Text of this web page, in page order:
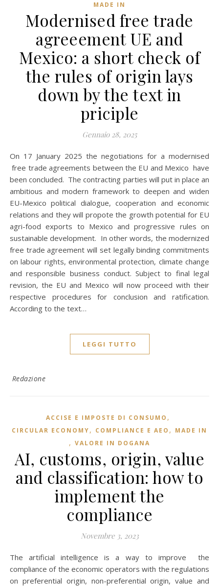
MADE IN
Modernised free trade
agreeement UE and
Mexico: a short check of
the rules of origin lays
down by the text in
priciple
Gennaio 28, 2025
On 17 January 2025 the negotiations for a modernised
free trade agreements between the EU and Mexico have
been concluded. The contracting parties will put in place an
ambitious and modern framework to deepen and widen
EU-Mexico political dialogue, cooperation and economic
relations and they will propote the growth potential for EU
agri-food exports to Mexico and progressive rules on
sustainable development. In other words, the modernized
free trade agreement will set legally binding commitments
on labour rights, environmental protection, climate change
and responsible business conduct. Subject to final legal
revision, the EU and Mexico will now proceed with their
respective procedures for conclusion and ratification.
According to the text…
LEGGI TUTTO
Redazione
ACCISE E IMPOSTE DI CONSUMO ,
CIRCULAR ECONOMY, COMPLIANCE E AEO , MADE IN
, VALORE IN DOGANA
AI, customs, origin, value
and classification: how to
implement the
compliance
Novembre 3, 2023
The artificial intelligence is a way to improve the
compliance of the economic operators with the regulations
on preferential origin, non-preferential origin, value and